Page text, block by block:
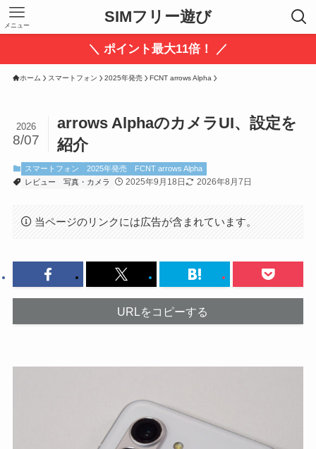
SIMフリー遊び
メニュー
＼ ポイント最大11倍！ ／
ホーム スマートフォン 2025年発売 FCNT arrows Alpha
arrows AlphaのカメラUI、設定を
紹介
2026
8/07
スマートフォン 2025年発売
FCNT arrows Alpha
レビュー
写真・カメラ 2025年9月18日 2026年8月7日
当ページのリンクには広告が含まれています。
URLをコピーする